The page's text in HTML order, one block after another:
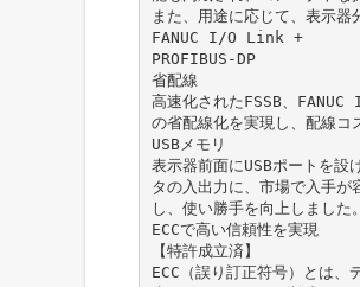
また、用途に応じて、表示器
FANUC I/O Link +
PROFIBUS-DP
省配線
高速化されたFSSB、
の省配線化を実現し、配線コ
USBメモリ
表示器前面にUSBポートを設
タの入出力に、市場で入手が
し、使い勝手を向上しました。
ECCで高い信頼性を実現
【特許成立済】
ECC（誤り訂正符号）とは、